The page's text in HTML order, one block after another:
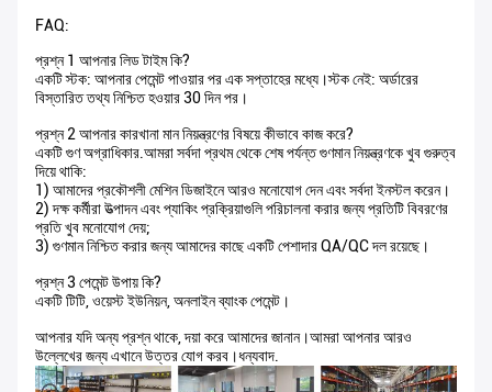
FAQ:
প্রশ্ন 1 আপনার লিড টাইম কি?
একটি স্টক: আপনার পেমেন্ট পাওয়ার পর এক সপ্তাহের মধ্যে।স্টক নেই: অর্ডারের
বিস্তারিত তথ্য নিশ্চিত হওয়ার 30 দিন পর।
প্রশ্ন 2 আপনার কারখানা মান নিয়ন্ত্রণের বিষয়ে কীভাবে কাজ করে?
একটি গুণ অগ্রাধিকার.আমরা সর্বদা প্রথম থেকে শেষ পর্যন্ত গুণমান নিয়ন্ত্রণকে খুব গুরুত্ব
দিয়ে থাকি:
1) আমাদের প্রকৌশলী মেশিন ডিজাইনে আরও মনোযোগ দেন এবং সর্বদা ইনস্টল করেন।
2) দক্ষ কর্মীরা উত্পাদন এবং প্যাকিং প্রক্রিয়াগুলি পরিচালনা করার জন্য প্রতিটি বিবরণের
প্রতি খুব মনোযোগ দেয়;
3) গুণমান নিশ্চিত করার জন্য আমাদের কাছে একটি পেশাদার QA/QC দল রয়েছে।
প্রশ্ন 3 পেমেন্ট উপায় কি?
একটি টিটি, ওয়েস্ট ইউনিয়ন, অনলাইন ব্যাংক পেমেন্ট।
আপনার যদি অন্য প্রশ্ন থাকে, দয়া করে আমাদের জানান।আমরা আপনার আরও
উল্লেখের জন্য এখানে উত্তর যোগ করব।ধন্যবাদ.